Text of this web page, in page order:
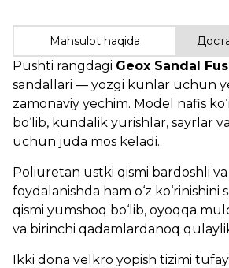
Mahsulot haqida
Pushti rangdagi Geox Sandal
sandallari — yozgi kunlar uchun
zamonaviy yechim. Model nafis
bo‘lib, kundalik yurishlar, sayrlar
uchun juda mos keladi.
Poliuretan ustki qismi bardoshli va
foydalanishda ham o‘z ko‘rinishini
qismi yumshoq bo‘lib, oyoqqa
va birinchi qadamlardanoq
Ikki dona velkro yopish tizimi